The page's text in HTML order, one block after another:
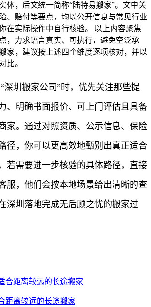
体，后文统一简称“陆特易搬家”。文中关
、赔付等要点，均以公开信息与常见行业
在实际操作中自行核验。 以上内容聚焦
，力求语言真实、可执行，避免空泛承
家，建议按上述四个维度逐项核对，并以
比。
深圳搬家公司”时，优先关注那些提
、明确书面报价、可上门评估且具备
家。通过对照资质、公示信息、保险
径，你可以更高效地甄别出真正适合
若需要进一步核验的具体路径，直接
服，他们会按本地场景给出清晰的查
深圳落地完成无后顾之忧的搬家过
距离较远的长途搬家